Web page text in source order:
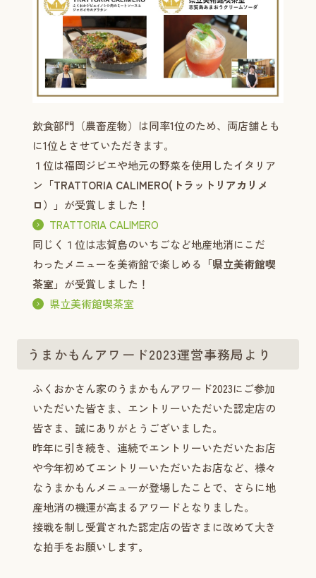
飲食部門（農畜産物）は同率1位のため、両店舗とも
に1位とさせていただきます。
１位は福岡ジビエや地元の野菜を使用したイタリア
ン 「TRATTORIA CALIMERO(トラットリアカリメ
ロ）」 が受賞しました！
TRATTORIA CALIMERO
同じく１位は志賀島のいちごなど地産地消にこだ
わったメニューを美術館で楽しめる 「県立美術館喫
茶室」 が受賞しました！
県立美術館喫茶室
うまかもんアワード2023運営事務局より
ふくおかさん家のうまかもんアワード2023にご参加
いただいた皆さま、エントリーいただいた認定店の
皆さま、誠にありがとうございました。
昨年に引き続き、連続でエントリーいただいたお店
や今年初めてエントリーいただいたお店など、様々
なうまかもんメニューが登場したことで、さらに地
産地消の機運が高まるアワードとなりました。
接戦を制し受賞された認定店の皆さまに改めて大き
な拍手をお願いします。